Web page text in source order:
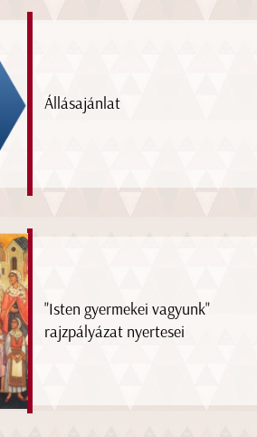
Állásajánlat
"Isten gyermekei vagyunk"
rajzpályázat nyertesei